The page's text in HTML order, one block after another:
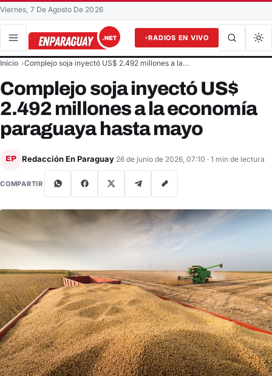
Viernes, 7 De Agosto De 2026
RADIOS EN VIVO
Buscar en el sitio
Inicio Complejo soja inyectó US$ 2.492 millones a la…
Complejo soja inyectó US$
2.492 millones a la economía
paraguaya hasta mayo
EP Redacción En Paraguay 26 de junio de 2026, 07:10 · 1 min de lectura
COMPARTIR